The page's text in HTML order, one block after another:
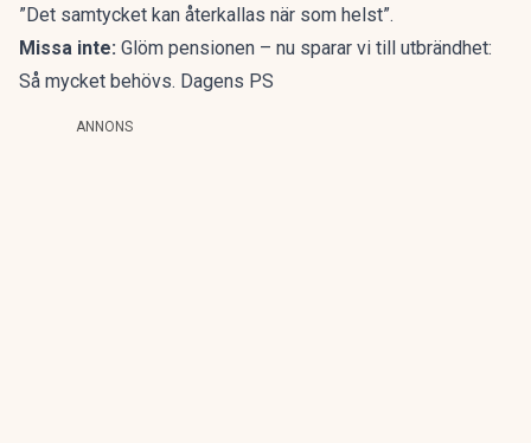
”Det samtycket kan återkallas när som helst”.
Missa inte: Glöm pensionen – nu sparar vi till utbrändhet:
Så mycket behövs. Dagens PS
ANNONS